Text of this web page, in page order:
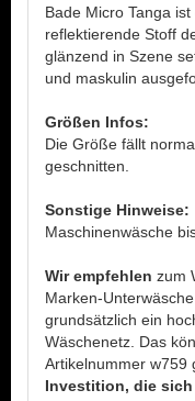
Bade Micro Tanga
reflektierende Stoff
glänzend in Szene
und maskulin
Größen Infos:
Die Größe fällt
geschnitten.
Sonstige Hinweise:
Maschinenwäsche
Wir empfehlen zum
Marken-
grundsätzlich ein
Wäschenetz. Das
Artikelnummer w759
Investition, die